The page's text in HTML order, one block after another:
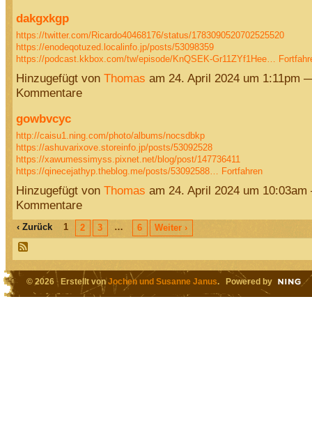
dakgxkgp
https://twitter.com/Ricardo40468176/status/1783090520702525520
https://enodeqotuzed.localinfo.jp/posts/53098359
https://podcast.kkbox.com/tw/episode/KnQSEK-Gr11ZYf1Hee…
Hinzugefügt von Thomas am 24. April 2024 um 1:11pm
Kommentare
gowbvcyc
http://caisu1.ning.com/photo/albums/nocsdbkp
https://ashuvarixove.storeinfo.jp/posts/53092528
https://xawumessimyss.pixnet.net/blog/post/147736411
https://qinecejathyp.theblog.me/posts/53092588…
Fortfahren
Hinzugefügt von Thomas am 24. April 2024 um
Kommentare
‹ Zurück 1 2 3 … 6 Weiter ›
© 2026 Erstellt vonJochen und Susanne Janus. Powered by